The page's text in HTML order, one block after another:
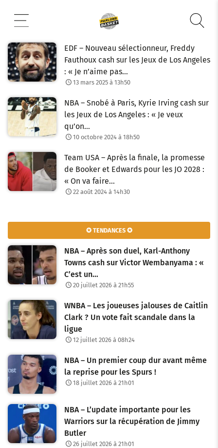
contenu
EDF – Nouveau sélectionneur, Freddy
Fauthoux cash sur les Jeux de Los Angeles
: « Je n’aime pas…
13 mars 2025 à 13h50
NBA – Snobé à Paris, Kyrie Irving cash sur
les Jeux de Los Angeles : « Je veux
qu’on…
10 octobre 2024 à 18h50
Team USA – Après la finale, la promesse
de Booker et Edwards pour les JO 2028 :
« On va faire…
22 août 2024 à 14h30
✪ TENDANCES ✪
NBA – Après son duel, Karl-Anthony
Towns cash sur Victor Wembanyama : «
C’est un…
20 juillet 2026 à 21h55
WNBA – Les joueuses jalouses de Caitlin
Clark ? Un vote fait scandale dans la
ligue
12 juillet 2026 à 08h24
NBA – Un premier coup dur avant même
la reprise pour les Spurs !
18 juillet 2026 à 21h01
NBA – L’update importante pour les
Warriors sur la récupération de Jimmy
Butler
26 juillet 2026 à 21h01